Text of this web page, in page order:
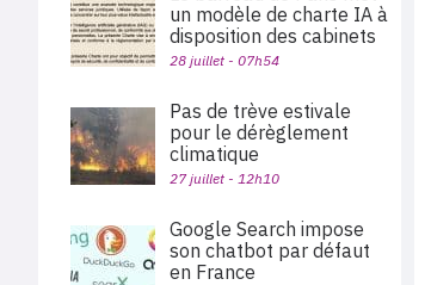
un modèle de charte IA à
disposition des cabinets
28 juillet - 07h54
Pas de trève estivale
pour le dérèglement
climatique
27 juillet - 12h10
Google Search impose
son chatbot par défaut
en France